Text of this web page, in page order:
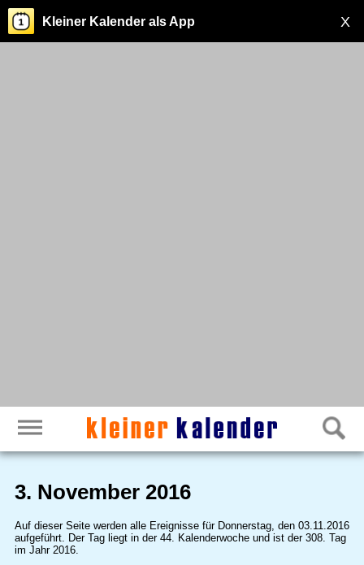
X
Kleiner Kalender als App
3. November 2016
Auf dieser Seite werden alle Ereignisse für Donnerstag, den 03.11.2016
aufgeführt. Der Tag liegt in der 44. Kalenderwoche und ist der 308. Tag
im Jahr 2016.